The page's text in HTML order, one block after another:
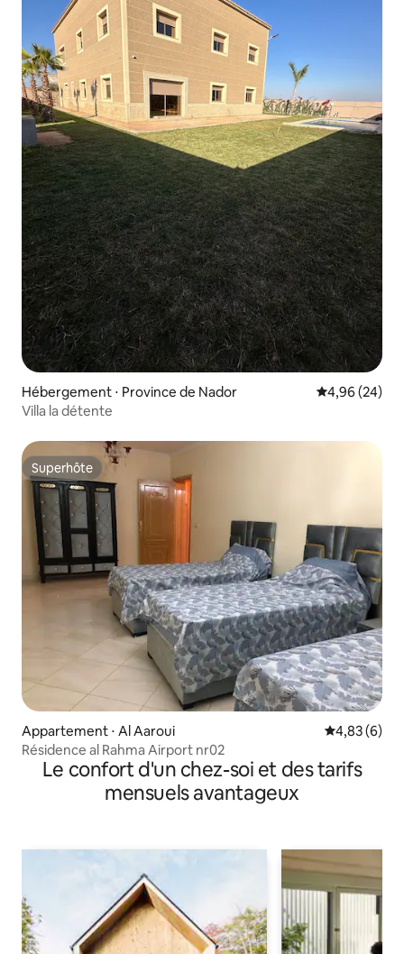
Hébergement ⋅ Province de Nador Évaluation
4,96 (24)
Villa la détente
Superhôte
Superhôte
Appartement ⋅ Al Aaroui Évaluation
4,83 (6)
Résidence al Rahma Airport nr02
Le confort d'un chez-soi et des tarifs
mensuels avantageux